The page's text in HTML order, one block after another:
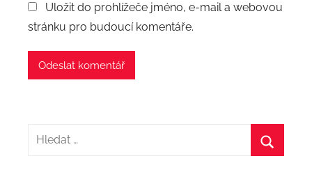
Uložit do prohlížeče jméno, e-mail a webovou
stránku pro budoucí komentáře.
Hledat: